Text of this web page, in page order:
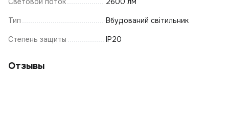
Тип Вбудований світильник
Степень защиты IP20
Отзывы